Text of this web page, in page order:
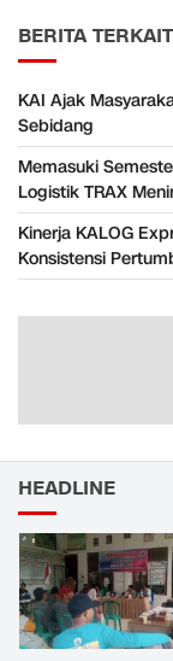
BERITA TERKAIT
KAI Ajak
Sebidang
Memasuki
Logistik TRAX
Kinerja KALOG
Konsistensi
HEADLINE